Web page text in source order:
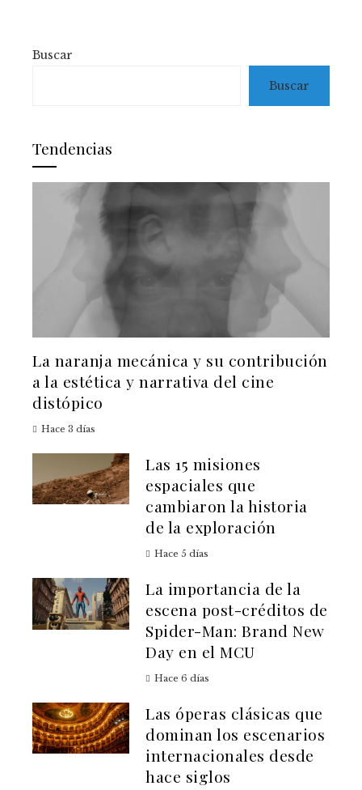
Buscar
Buscar
Tendencias
La naranja mecánica y su contribución
a la estética y narrativa del cine
distópico
Hace 3 días
Las 15 misiones
espaciales que
cambiaron la historia
de la exploración
Hace 5 días
La importancia de la
escena post-créditos de
Spider-Man: Brand New
Day en el MCU
Hace 6 días
Las óperas clásicas que
dominan los escenarios
internacionales desde
hace siglos